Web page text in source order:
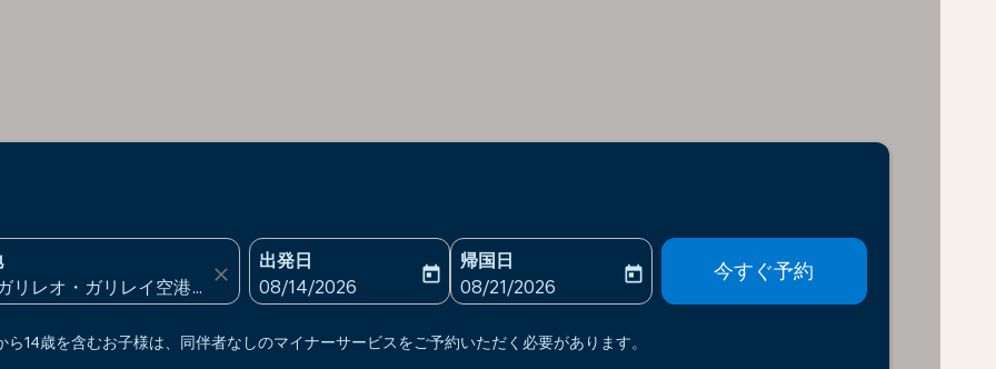
close
出発日
fc-booking-departure-date-aria-label
08/14/2026
today
帰国日
fc-booking-return-date-aria-label
08/21/2026
today 今すぐ予約
14歳を含むお子様は、同伴者なしのマイナーサービスをご予約いただく必要があります。